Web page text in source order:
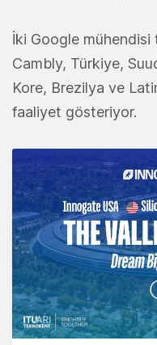
İki Google mühendisi
Cambly, Türkiye,
Kore, Brezilya ve
faaliyet gösteriyor.